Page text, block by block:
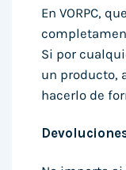
En VORPC,
Si por
un producto,
hacerlo de